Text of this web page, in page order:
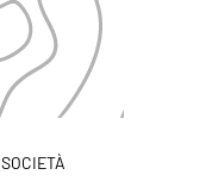
SOCIETÀ